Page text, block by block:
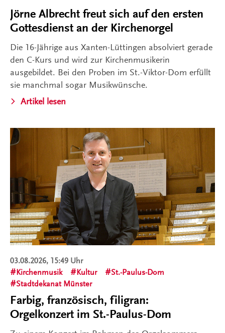
Jörne Albrecht freut sich auf den ersten
Gottesdienst an der Kirchenorgel
Die 16-Jährige aus Xanten-Lüttingen absolviert gerade
den C-Kurs und wird zur Kirchenmusikerin
ausgebildet. Bei den Proben im St.-Viktor-Dom erfüllt
sie manchmal sogar Musikwünsche.
Artikel lesen
03.08.2026, 15:49 Uhr
Kirchenmusik
Kultur
St.-Paulus-Dom
Stadtdekanat Münster
Farbig, französisch, filigran:
Orgelkonzert im St.-Paulus-Dom